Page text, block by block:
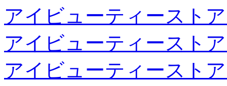
アイビューティースト
アイビューティースト
アイビューティースト